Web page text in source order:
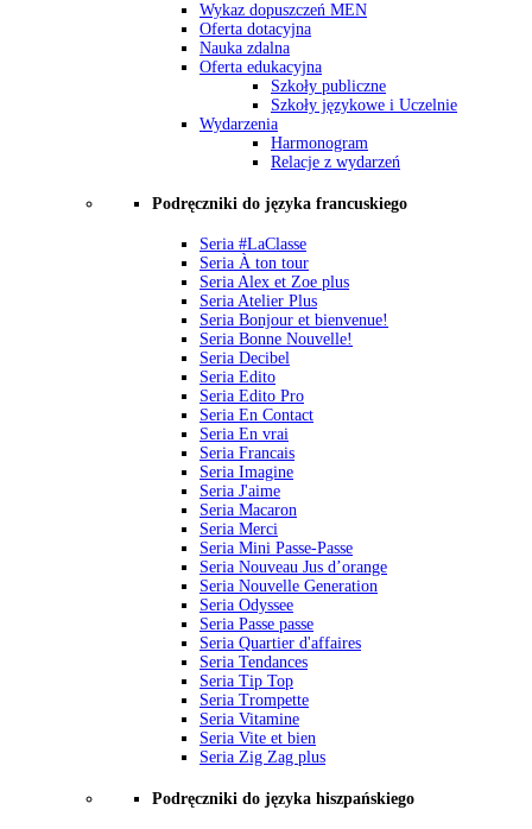
Wykaz dopuszczeń MEN
Oferta dotacyjna
Nauka zdalna
Oferta edukacyjna
Szkoły publiczne
Szkoły językowe i Uczelnie
Wydarzenia
Harmonogram
Relacje z wydarzeń
Podręczniki do języka francuskiego
Seria #LaClasse
Seria À ton tour
Seria Alex et Zoe plus
Seria Atelier Plus
Seria Bonjour et bienvenue!
Seria Bonne Nouvelle!
Seria Decibel
Seria Edito
Seria Edito Pro
Seria En Contact
Seria En vrai
Seria Francais
Seria Imagine
Seria J'aime
Seria Macaron
Seria Merci
Seria Mini Passe-Passe
Seria Nouveau Jus d’orange
Seria Nouvelle Generation
Seria Odyssee
Seria Passe passe
Seria Quartier d'affaires
Seria Tendances
Seria Tip Top
Seria Trompette
Seria Vitamine
Seria Vite et bien
Seria Zig Zag plus
Podręczniki do języka hiszpańskiego